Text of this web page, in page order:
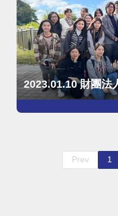
2023.01.10 財團法
Prev 1